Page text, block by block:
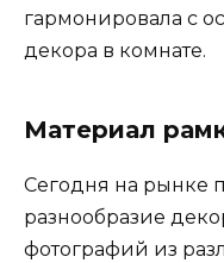
гармонировала с
декора в комнате.
Материал
Сегодня на рынке
разнообразие
фотографий из